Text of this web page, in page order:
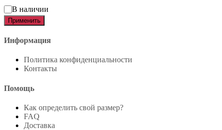
Статус
В наличии
Применить
Информация
Политика конфиденциальности
Контакты
Помощь
Как определить свой размер?
FAQ
Доставка